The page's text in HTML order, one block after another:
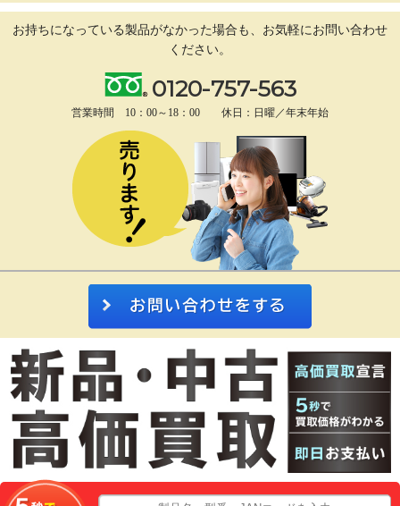
お持ちになっている製品がなかった場合も、 お気軽にお問い合わせ
ください。
0120-757-563
営業時間 10：00～18：00 休日：日曜／年末年始